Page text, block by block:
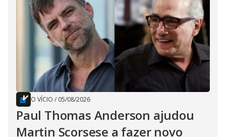
O VÍCIO / 05/08/2026
Paul Thomas Anderson ajudou
Martin Scorsese a fazer novo